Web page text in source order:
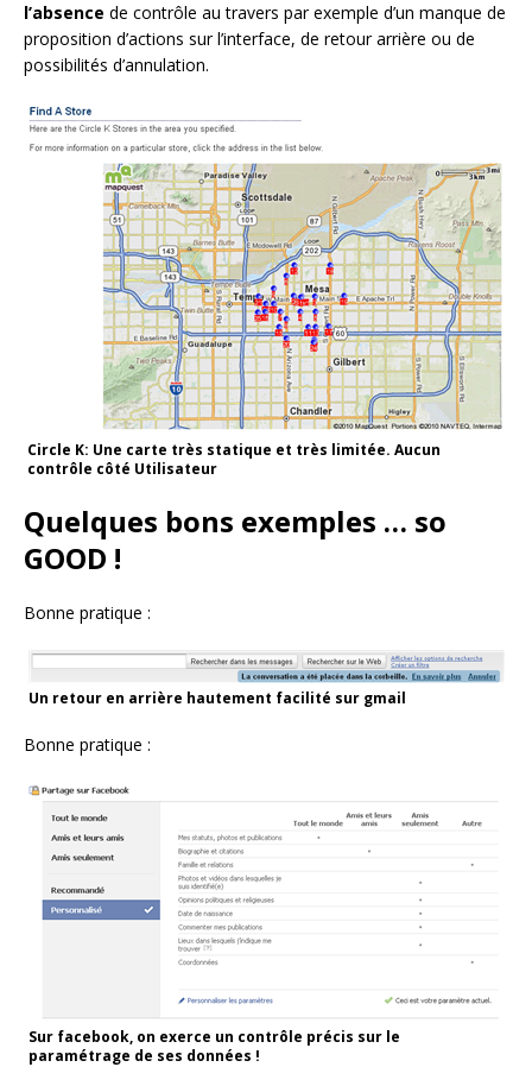
l’absence de contrôle au travers par exemple d’un manque de
proposition d’actions sur l’interface, de retour arrière ou de
possibilités d’annulation.
Circle K: Une carte très statique et très limitée. Aucun
contrôle côté Utilisateur
Quelques bons exemples … so
GOOD !
Bonne pratique :
Un retour en arrière hautement facilité sur gmail
Bonne pratique :
Sur facebook, on exerce un contrôle précis sur le
paramétrage de ses données !